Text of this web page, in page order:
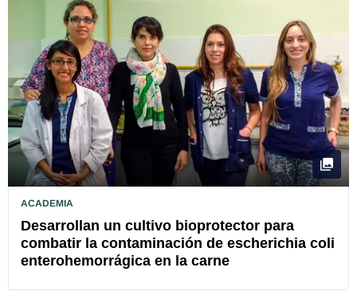
ACADEMIA
Desarrollan un cultivo bioprotector para
combatir la contaminación de escherichia coli
enterohemorrágica en la carne